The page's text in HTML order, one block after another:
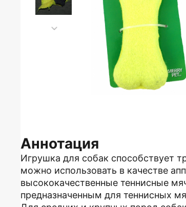
Аннотация
Игрушка для собак способствует
можно использовать в качестве
высококачественные теннисные
предназначенным для теннисных